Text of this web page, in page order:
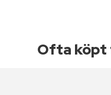
Ofta köpt